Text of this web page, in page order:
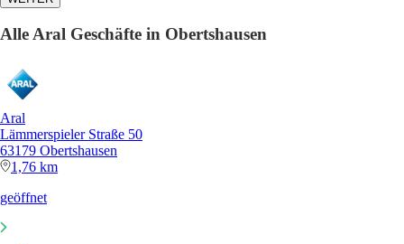
Alle Aral Geschäfte in Obertshausen
Aral
Lämmerspieler Straße 50
63179 Obertshausen
1,76 km
geöffnet